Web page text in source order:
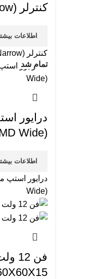
کنترلر L5991D (SMD Narrow)
اطلاعات
کنترلر L5991D (SMD Narrow)
تمام شد
درایور
Wide)
اطلاعات
Wide)